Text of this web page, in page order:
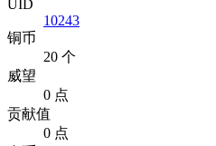
UID
10243
铜币
20 个
威望
0 点
贡献值
0 点